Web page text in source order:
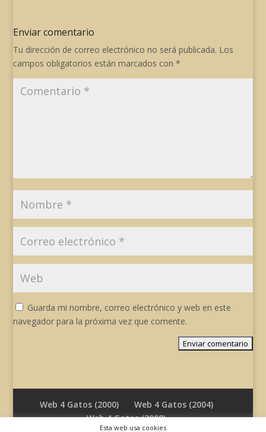
Enviar comentario
Tu dirección de correo electrónico no será publicada. Los
campos obligatorios están marcados con*
Guarda mi nombre, correo electrónico y web en este
navegador para la próxima vez que comente.
Web 4 Gatos (2000)
Web 4 Gatos (2004)
Web 4 Gatos (2008)
Esta web usa cookies